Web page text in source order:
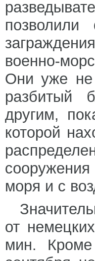
позволили
военно-
Они уже не
разбитый
другим,
которой
сооружения
моря и с
от
мин.